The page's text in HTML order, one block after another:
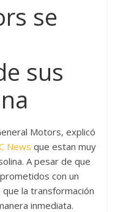
se
sus
Motors, explicó
News que estan muy
A pesar de que
con un
la transformación
inmediata.